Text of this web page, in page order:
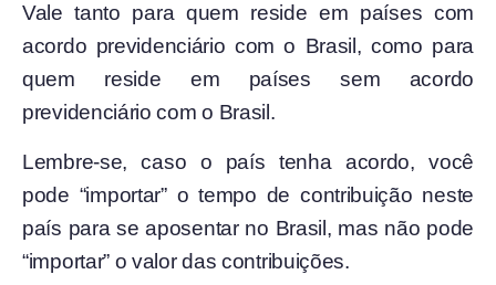
Vale tanto para quem reside em países com
acordo previdenciário com o Brasil, como para
quem reside em países sem acordo
previdenciário com o Brasil.
Lembre-se, caso o país tenha acordo, você
pode “importar” o tempo de contribuição neste
país para se aposentar no Brasil, mas não pode
“importar” o valor das contribuições.